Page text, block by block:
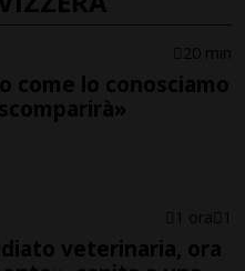
20 min
come lo conosciamo
1 ora 1
veterinaria, ora